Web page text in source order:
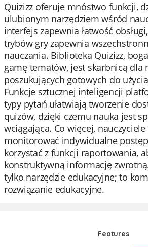
Quizizz oferuje mnóstwo funkcji,
ulubionym narzędziem wśród
interfejs zapewnia łatwość
trybów gry zapewnia
nauczania. Biblioteka Quizizz,
gamę tematów, jest skarbnicą dla
poszukujących gotowych do
Funkcje sztucznej inteligencji
typy pytań ułatwiają tworzenie
quizów, dzięki czemu nauka jest
wciągająca. Co więcej,
monitorować indywidualne
korzystać z funkcji raportowania,
konstruktywną informację
tylko narzędzie edukacyjne; to
rozwiązanie edukacyjne.
Features